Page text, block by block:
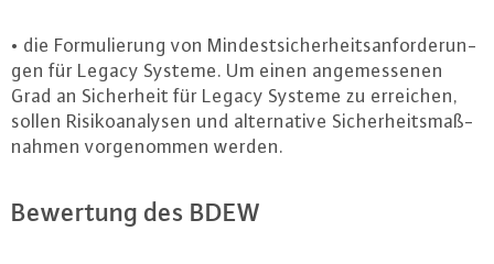
• die For­mu­lie­rung von Min­dest­si­cher­heits­an­for­de­run­
gen für Legacy Systeme. Um einen an­ge­mes­se­nen
Grad an Si­cher­heit für Legacy Systeme zu erreichen,
sollen Ri­si­ko­ana­ly­sen und al­ter­na­ti­ve Si­cher­heits­maß­
nah­men vor­ge­nom­men werden.
Bewertung des BDEW